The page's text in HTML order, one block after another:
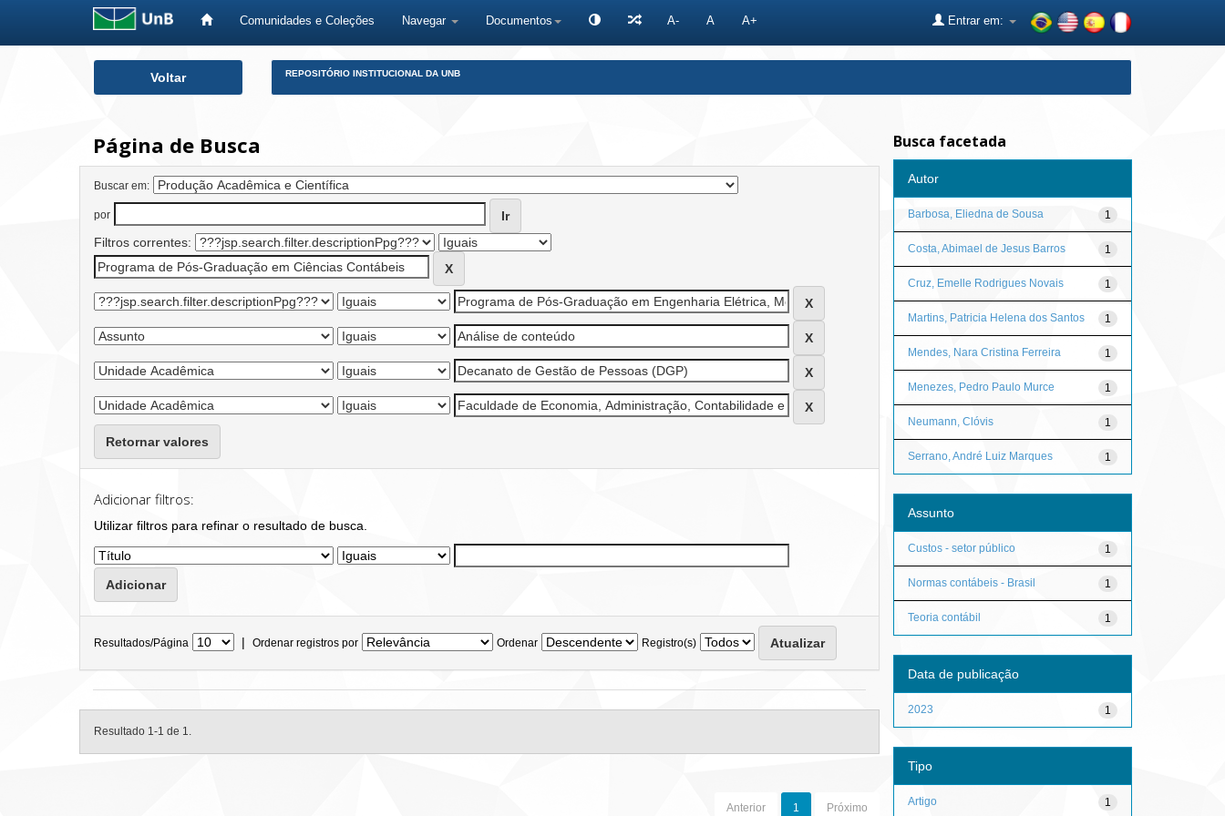
Comunidades e Coleções Navegar Documentos A- A A+ Entrar em:
Voltar REPOSITÓRIO INSTITUCIONAL DA UNB
Página de Busca
Buscar em:
por
Filtros correntes:
Retornar valores
Adicionar filtros:
Utilizar filtros para refinar o resultado de busca.
Resultados/Página | Ordenar registros por Ordenar Registro(s)
Resultado 1-1 de 1.
Anterior 1 Próximo
Busca facetada
Autor
1
Barbosa, Eliedna de Sousa
1
Costa, Abimael de Jesus Barros
1
Cruz, Emelle Rodrigues Novais
1
Martins, Patricia Helena dos Santos
1
Mendes, Nara Cristina Ferreira
1
Menezes, Pedro Paulo Murce
1
Neumann, Clóvis
1
Serrano, André Luiz Marques
Assunto
1
Custos - setor público
1
Normas contábeis - Brasil
1
Teoria contábil
Data de publicação
1
2023
Tipo
1
Artigo